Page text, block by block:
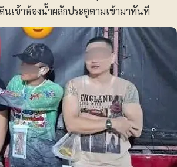
นเข้าห้องน้ำผลักประตูตามเข้ามาทันที